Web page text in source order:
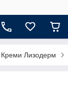
Креми Лизодерм